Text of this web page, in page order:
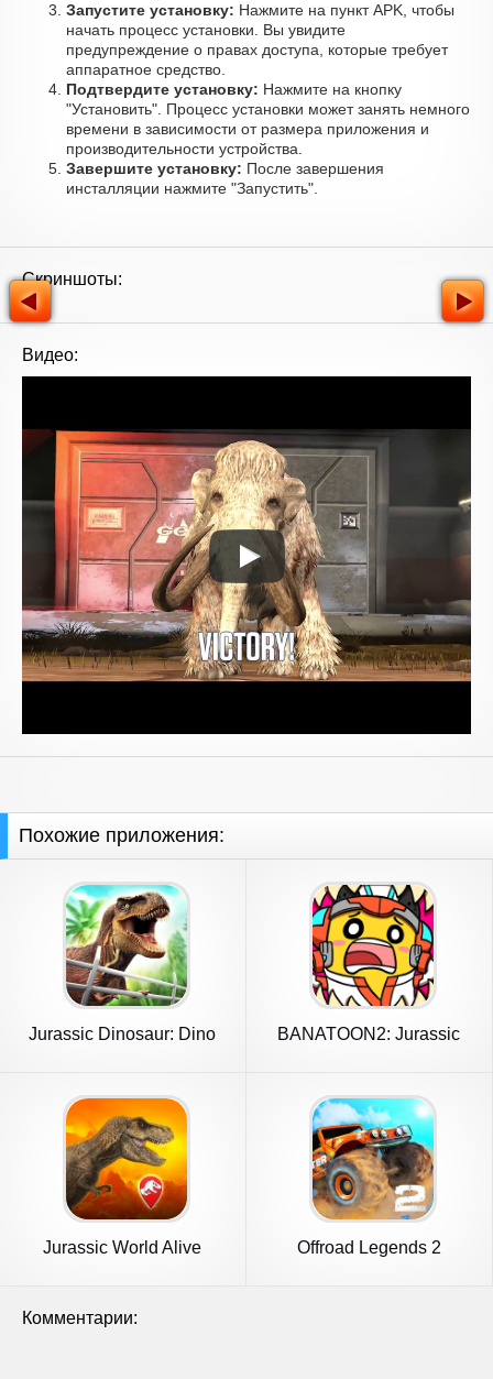
Запустите установку: Нажмите на пункт APK, чтобы
начать процесс установки. Вы увидите
предупреждение о правах доступа, которые требует
аппаратное средство.
Подтвердите установку: Нажмите на кнопку
"Установить". Процесс установки может занять немного
времени в зависимости от размера приложения и
производительности устройства.
Завершите установку: После завершения
инсталляции нажмите "Запустить".
Скриншоты:
Видео:
Похожие приложения:
Jurassic Dinosaur: Dino
BANATOON2: Jurassic
Jurassic World Alive Offroad Legends 2
Комментарии: